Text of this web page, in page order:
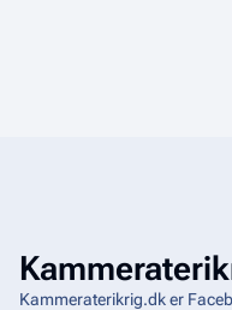
Kammeraterikrig.dk er